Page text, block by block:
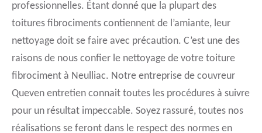
professionnelles. Étant donné que la plupart des
toitures fibrociments contiennent de l’amiante, leur
nettoyage doit se faire avec précaution. C’est une des
raisons de nous confier le nettoyage de votre toiture
fibrociment à Neulliac. Notre entreprise de couvreur
Queven entretien connait toutes les procédures à suivre
pour un résultat impeccable. Soyez rassuré, toutes nos
réalisations se feront dans le respect des normes en